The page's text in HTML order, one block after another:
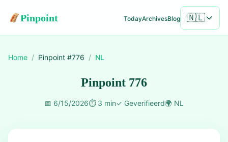
Pinpoint TodayArchivesBlog 🇳🇱
Home / Pinpoint #776 / NL
Pinpoint 776
📅 6/15/2026⏱️ 3 min✓ Geverifieerd🌍 NL